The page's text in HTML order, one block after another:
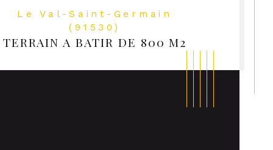
Le Val-Saint-Germain
(91530)
TERRAIN A BATIR DE 800 M2